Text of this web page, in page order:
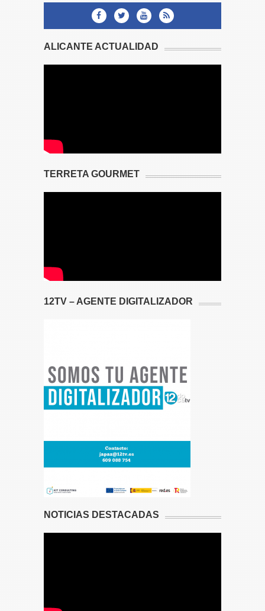
ALICANTE ACTUALIDAD
TERRETA GOURMET
12TV – AGENTE DIGITALIZADOR
NOTICIAS DESTACADAS